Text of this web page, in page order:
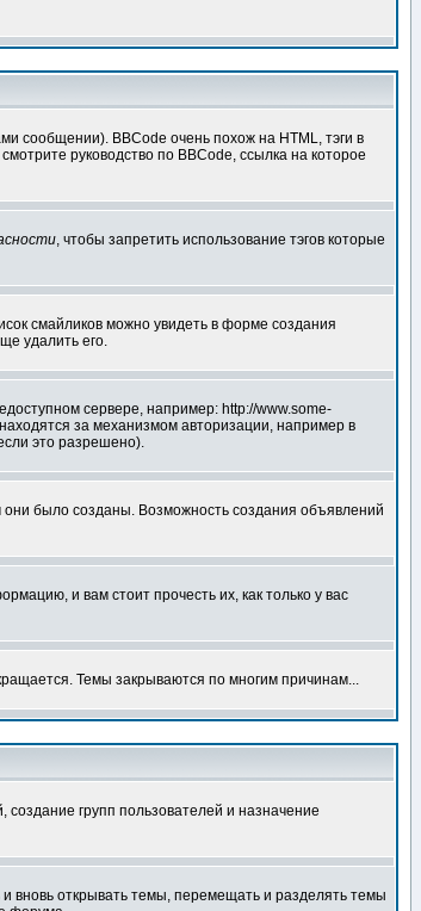
сообщении). BBCode очень похож на HTML, тэги в
руководство по BBCode, ссылка на которое
, чтобы запретить использование тэгов которые
смайликов можно увидеть в форме создания
удалить его.
сервере, например: http://www.some-
за механизмом авторизации, например в
это разрешено).
было созданы. Возможность создания объявлений
и вам стоит прочесть их, как только у вас
Темы закрываются по многим причинам...
групп пользователей и назначение
вновь открывать темы, перемещать и разделять темы